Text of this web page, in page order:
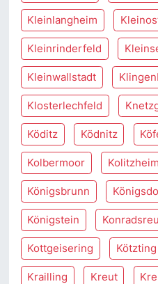
Kleinlangheim
Kleinrinderfeld
Kleinwallstadt
Klosterlechfeld
Köditz Ködnitz
Kolbermoor Kolitzheim
Königsbrunn
Königstein
Kottgeisering Kötzting
Krailling Kreut